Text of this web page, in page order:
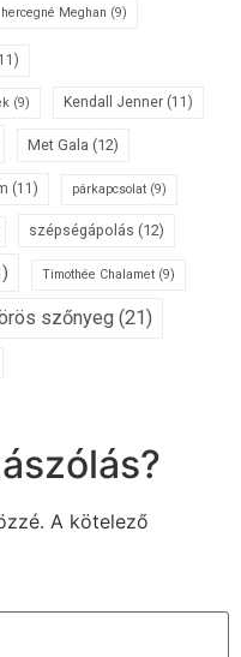
hercegné Meghan (9)
(9) Kendall Jenner (11)
Met Gala (12)
(11) párkapcsolat (9)
szépségápolás (12)
Timothée Chalamet (9)
szőnyeg (21)
A kötelező